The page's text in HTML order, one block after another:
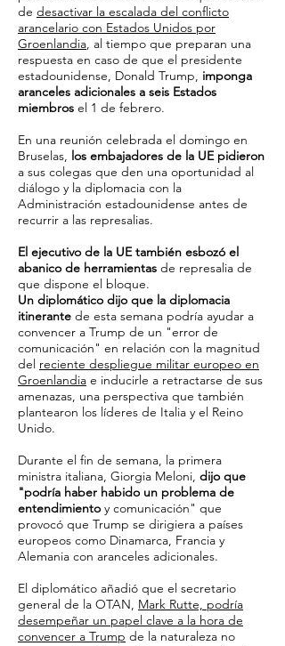
de desactivar la escalada del conflicto
arancelario con Estados Unidos por
Groenlandia, al tiempo que preparan una
respuesta en caso de que el presidente
estadounidense, Donald Trump, imponga
aranceles adicionales a seis Estados
miembros el 1 de febrero.
En una reunión celebrada el domingo en
Bruselas, los embajadores de la UE pidieron
a sus colegas que den una oportunidad al
diálogo y la diplomacia con la
Administración estadounidense antes de
recurrir a las represalias.
El ejecutivo de la UE también esbozó el
abanico de herramientas de represalia de
que dispone el bloque.
Un diplomático dijo que la diplomacia
itinerante de esta semana podría ayudar a
convencer a Trump de un "error de
comunicación" en relación con la magnitud
del reciente despliegue militar europeo en
Groenlandia e inducirle a retractarse de sus
amenazas, una perspectiva que también
plantearon los líderes de Italia y el Reino
Unido.
Durante el fin de semana, la primera
ministra italiana, Giorgia Meloni, dijo que
"podría haber habido un problema de
entendimiento y comunicación" que
provocó que Trump se dirigiera a países
europeos como Dinamarca, Francia y
Alemania con aranceles adicionales.
El diplomático añadió que el secretario
general de la OTAN, Mark Rutte, podría
desempeñar un papel clave a la hora de
convencer a Trump de la naturaleza no